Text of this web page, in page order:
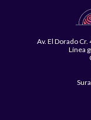
Av. El Dorado
Línea